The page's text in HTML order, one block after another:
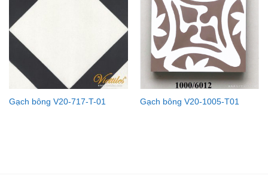
Gạch bông V20-717-T-01 Gạch bông V20-1005-T01